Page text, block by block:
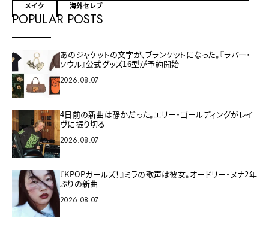
メイク
海外セレブ
POPULAR POSTS
あのジャケットの文字が、ブランケットになった。『ラバー・
ソウル』公式グッズ16型が予約開始
2026.08.07
4日前の新曲は静かだった。エリー・ゴールディングがレイ
ヴに振り切る
2026.08.07
『KPOPガールズ！』ミラの歌声は彼女。オードリー・ヌナ2年
ぶりの新曲
2026.08.07